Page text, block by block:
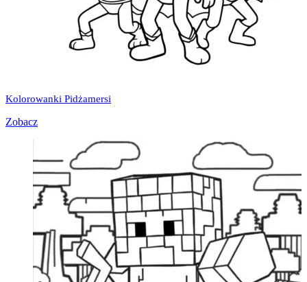
Kolorowanki Pidżamersi
Zobacz